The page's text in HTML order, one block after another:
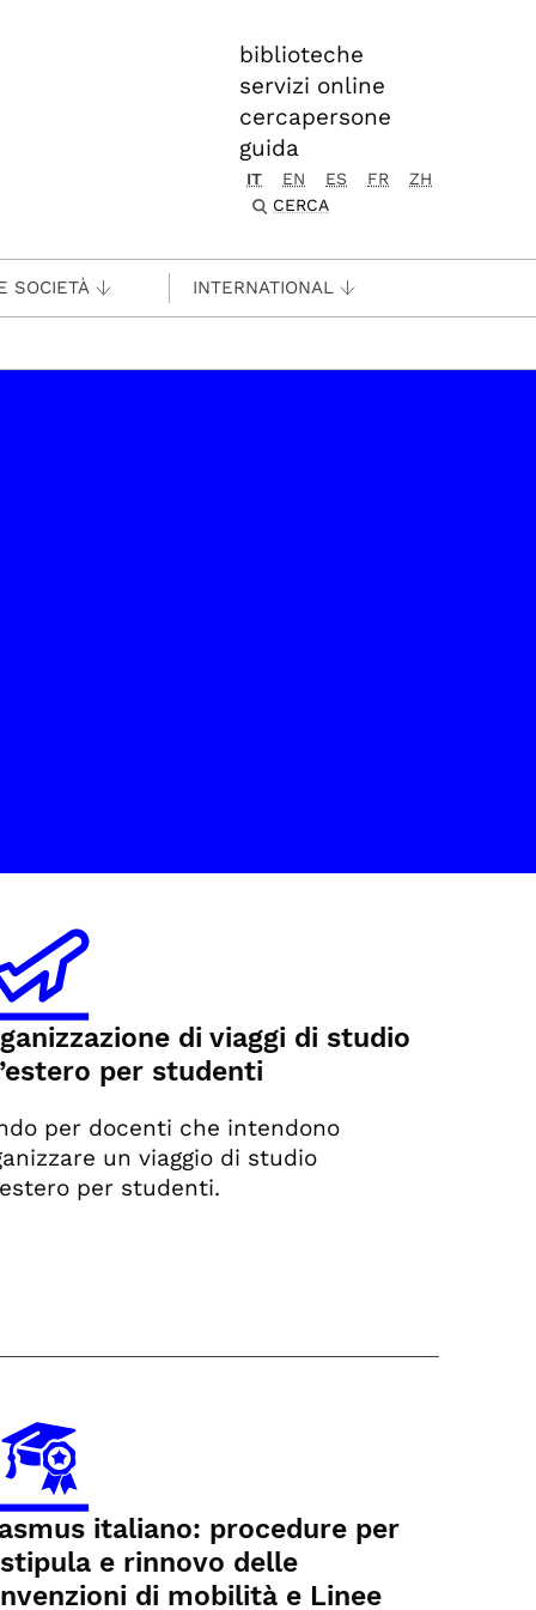
biblioteche
servizi online
cercapersone
guida
IT EN ES FR
ZH
CERCA
SOCIETÀ INTERNATIONAL
di viaggi di studio
per studenti
per docenti che intendono
un viaggio di studio
per studenti.
italiano: procedure per
e rinnovo delle
di mobilità e Linee